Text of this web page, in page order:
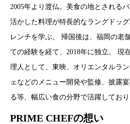
2005年より渡仏。美食の地とされる
活かした料理が特長的なラングドッ
レンチを学ぶ。 帰国後は、福岡の老
ての経験を経て、2018年に独立。 現
理人として、東映、オリエンタルラ
ェなどのメニュー開発や監修、披露
る等、幅広い食の分野で活躍しており
PRIME CHEFの想い